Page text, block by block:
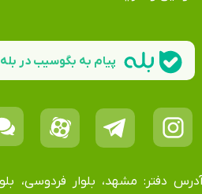
پیام به بگوسیب در بله